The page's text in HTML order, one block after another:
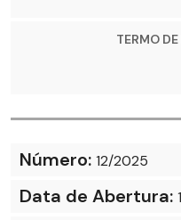
TERMO
Número: 12/2025
Data de Abertura: